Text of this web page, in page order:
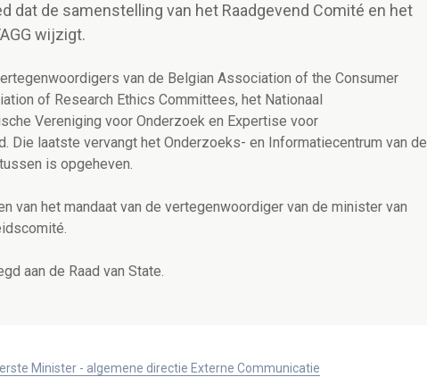
dat de samenstelling van het Raadgevend Comité en het
wijzigt.
van de Belgian Association of the Consumer
of Research Ethics Committees, het Nationaal
Vereniging voor Onderzoek en Expertise voor
Die laatste vervangt het Onderzoeks- en Informatiecentrum van de
is opgeheven.
van het mandaat van de vertegenwoordiger van de minister van
aan de Raad van State.
Minister - algemene directie Externe Communicatie